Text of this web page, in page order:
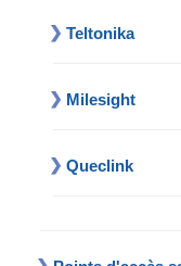
Teltonika
Milesight
Queclink